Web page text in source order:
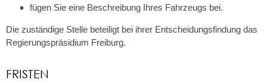
fügen Sie eine Beschreibung Ihres Fahrzeugs bei.
Die zuständige Stelle beteiligt bei ihrer Entscheidungsfindung das
Regierungspräsidium Freiburg.
FRISTEN